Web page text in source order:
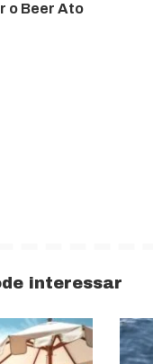
o Beer Ato
interessar